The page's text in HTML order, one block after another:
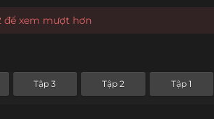
để xem mượt hơn
Tập 3 Tập 2 Tập 1